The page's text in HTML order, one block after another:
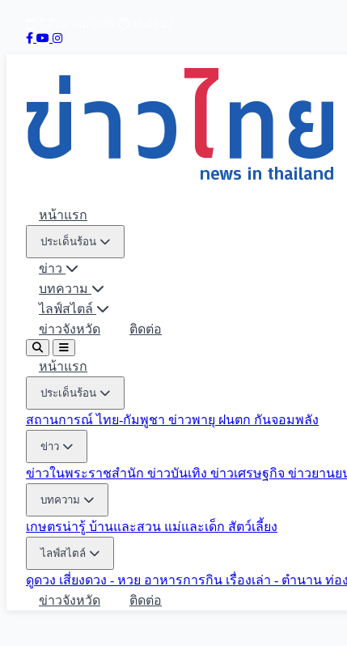
หน้าแรก
ประเด็นร้อน
ข่าว
บทความ
ไลฟ์สไตล์
ข่าวจังหวัด
ติดต่อ
หน้าแรก
ประเด็นร้อน
สถานการณ์ ไทย-กัมพูชา ข่าวพายุ ฝนตก กันจอมพลัง
ข่าว
ข่าวในพระราชสำนัก ข่าวบันเทิง ข่าวเศรษฐกิจ ข่าวยานย
บทความ
เกษตรน่ารู้ บ้านและสวน แม่และเด็ก สัตว์เลี้ยง
ไลฟ์สไตล์
ดูดวง เสี่ยงดวง - หวย อาหารการกิน เรื่องเล่า - ตำนาน ท่อ
ข่าวจังหวัด
ติดต่อ